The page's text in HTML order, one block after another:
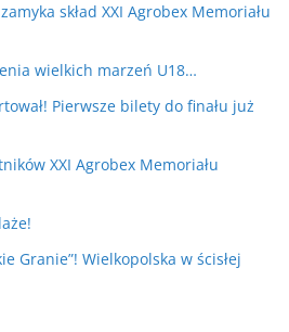
skład XXI Agrobex Memoriału
wielkich marzeń U18…
Pierwsze bilety do finału już
XXI Agrobex Memoriału
Granie”! Wielkopolska w ścisłej